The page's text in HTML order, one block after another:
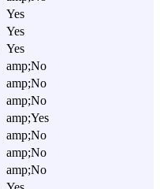
Yes
Yes
Yes
amp;No
amp;No
amp;No
amp;Yes
amp;No
amp;No
amp;No